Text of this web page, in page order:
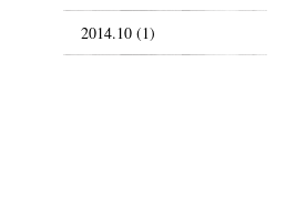
2014.10 (1)